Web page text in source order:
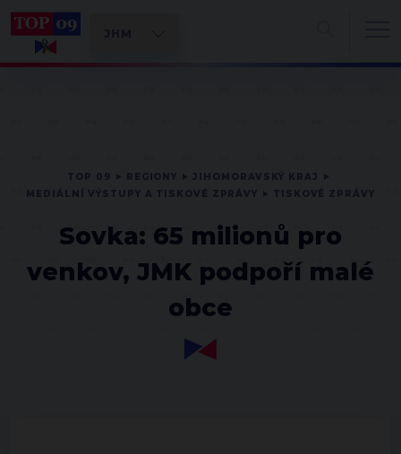
Sovka: 65 milionů pro
venkov, JMK podpoří malé
obce